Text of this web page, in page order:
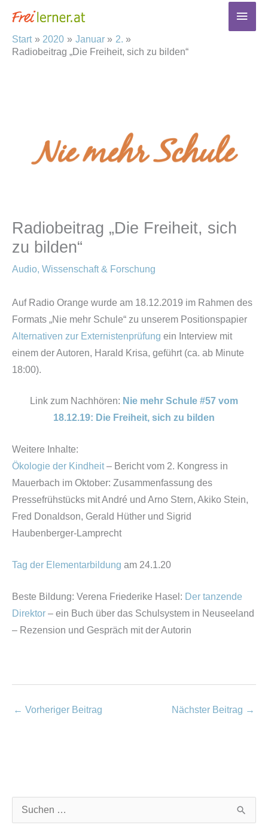
Inhalt
springen
Start 2020 Januar
2.
Radiobeitrag „Die Freiheit, sich zu bilden“
Radiobeitrag „Die Freiheit, sich
zu bilden“
Audio, Wissenschaft & Forschung
Auf Radio Orange wurde am 18.12.2019 im Rahmen des
Formats „Nie mehr Schule“ zu unserem Positionspapier
Alternativen zur Externistenprüfung ein Interview mit
einem der Autoren, Harald Krisa, geführt (ca. ab Minute
18:00).
Link zum Nachhören: Nie mehr Schule #57 vom
18.12.19: Die Freiheit, sich zu bilden
Weitere Inhalte:
Ökologie der Kindheit– Bericht vom 2. Kongress in
Mauerbach im Oktober: Zusammenfassung des
Pressefrühstücks mit André und Arno Stern, Akiko Stein,
Fred Donaldson, Gerald Hüther und Sigrid
Haubenberger-Lamprecht
Tag der Elementarbildung am 24.1.20
Beste Bildung: Verena Friederike Hasel: Der tanzende
Direktor – ein Buch über das Schulsystem in Neuseeland
– Rezension und Gespräch mit der Autorin
← Vorheriger Beitrag Nächster Beitrag →